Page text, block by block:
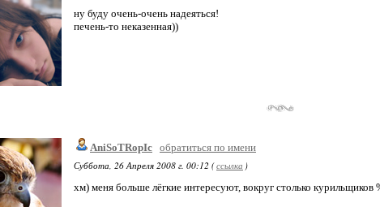
ну буду очень-очень надеяться!
печень-то неказенная))
AniSoTRopIc обратиться по имени
Суббота, 26 Апреля 2008 г. 00:12 (ссылка )
хм) меня больше лёгкие интересуют, вокруг столько курильщиков